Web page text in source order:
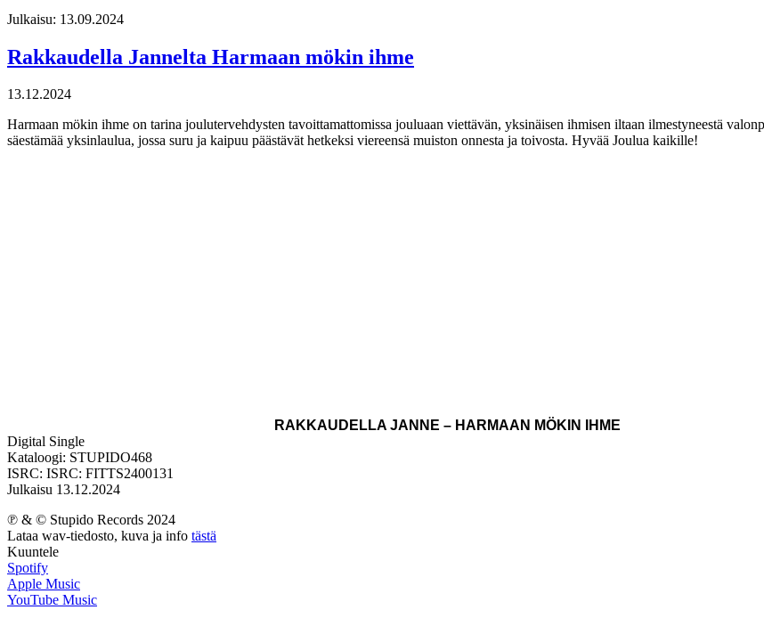
Julkaisu: 13.09.2024
Rakkaudella Jannelta Harmaan mökin ihme
13.12.2024
Harmaan mökin ihme on tarina joulutervehdysten tavoittamattomissa jouluaan viettävän, yksinäisen ihmisen iltaan ilmestyneestä
säestämää yksinlaulua, jossa suru ja kaipuu päästävät hetkeksi viereensä muiston onnesta ja toivosta. Hyvää Joulua kaikille!
RAKKAUDELLA JANNE – HARMAAN MÖKIN IHME
Digital Single
Kataloogi: STUPIDO468
ISRC: ISRC: FITTS2400131
Julkaisu 13.12.2024
℗ & © Stupido Records 2024
Lataa wav-tiedosto, kuva ja info tästä
Kuuntele
Spotify
Apple Music
YouTube Music